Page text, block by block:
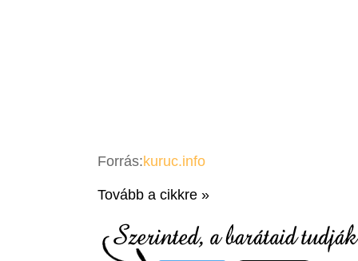
Forrás:kuruc.info
Tovább a cikkre »